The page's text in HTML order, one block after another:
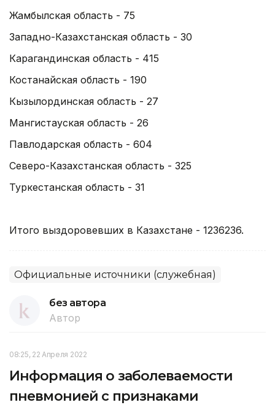
Жамбылская область - 75
Западно-Казахстанская область - 30
Карагандинская область - 415
Костанайская область - 190
Кызылординская область - 27
Мангистауская область - 26
Павлодарская область - 604
Северо-Казахстанская область - 325
Туркестанская область - 31
Итого выздоровевших в Казахстане - 1236236.
Официальные источники (служебная)
без автора
Автор
08:25, 22 Апреля 2022
Информация о заболеваемости
пневмонией с признаками